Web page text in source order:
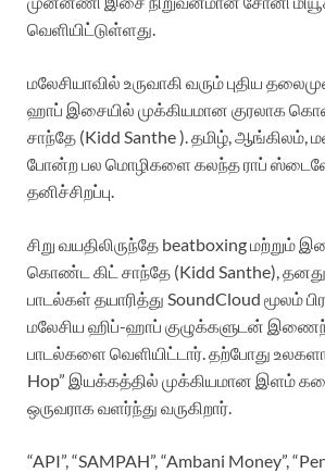
வெளியிட்டுள்ளது.
மலேசியாவில் உருவாகி வரும் புதிய
ஹாப் இசையில் முக்கியமான குரலாக
சாந்தே (Kidd Santhe ). தமிழ், ஆங்கிலம்,
போன்ற பல மொழிகளை கலந்த ராப்
தனிச்சிறப்பு.
சிறு வயதிலிருந்தே beatboxing மற்றும்
கொண்ட கிட் சாந்தே (Kidd Santhe),
பாடல்கள் தயாரித்து SoundCloud மூலம்
மலேசிய ஹிப்-ஹாப் குழுக்களுடன்
பாடல்களை வெளியிட்டார். தற்போது
Hop” இயக்கத்தில் முக்கியமான இளம்
ஒருவராக வளர்ந்து வருகிறார்.
“API”, “SAMPAH”, “Ambani Money”,